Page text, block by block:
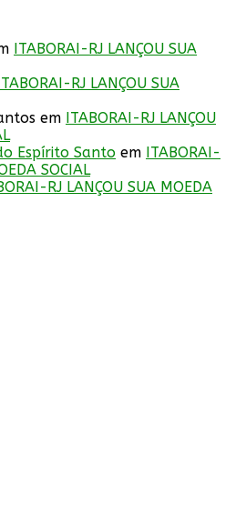
ITABORAI-RJ LANÇOU SUA
ITABORAI-RJ LANÇOU SUA
em ITABORAI-RJ LANÇOU
Espírito Santo em ITABORAI-
SOCIAL
RJ LANÇOU SUA MOEDA